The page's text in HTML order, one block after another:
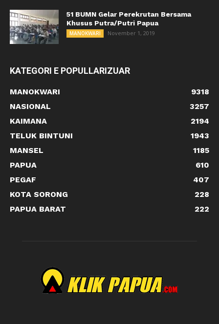
51 BUMN Gelar Perekrutan Bersama
Khusus Putra/Putri Papua
MANOKWARI November 1, 2019
KATEGORI E POPULLARIZUAR
MANOKWARI
9318
NASIONAL
3257
KAIMANA
2194
TELUK BINTUNI
1943
MANSEL
1185
PAPUA
610
PEGAF
407
KOTA SORONG
228
PAPUA BARAT
222